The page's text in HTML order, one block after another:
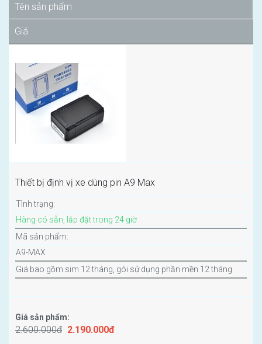
Tên sản phẩm
Giá
Thiết bị định vị xe dùng pin A9 Max
Tình trạng:
Hàng có sẵn, lắp đặt trong 24 giờ
Mã sản phẩm:
A9-MAX
Giá bao gồm sim 12 tháng, gói sử dụng phần mền 12 tháng
Giá sản phẩm:
2.600.000đ 2.190.000đ